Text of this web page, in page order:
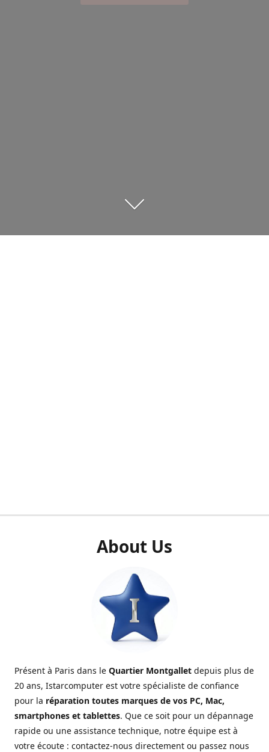
About Us
Présent à Paris dans le Quartier Montgallet depuis plus de
20 ans, Istarcomputer est votre spécialiste de confiance
pour la réparation toutes marques de vos PC, Mac,
smartphones et tablettes. Que ce soit pour un dépannage
rapide ou une assistance technique, notre équipe est à
votre écoute : contactez-nous directement ou passez nous